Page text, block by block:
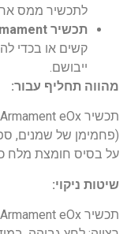
לתכשיר ממס
תכשיר Armament :
קשים או בכדי
ייבושם.
מהווה תחליף עבור:
(פחמימן של שמנים,
על בסיס חומצת מלח
שיטות ניקוי: